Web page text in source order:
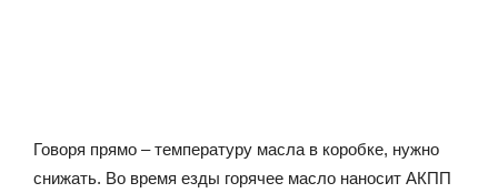
Говоря прямо – температуру масла в коробке, нужно
снижать. Во время езды горячее масло наносит АКПП